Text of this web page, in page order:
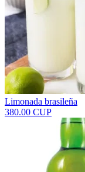
Limonada brasileña
380.00 CUP